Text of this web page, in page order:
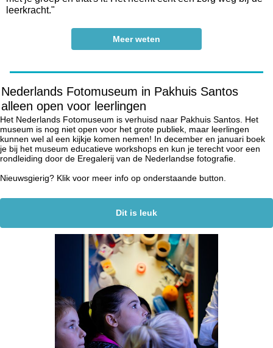
leerkracht."
Meer weten
Nederlands Fotomuseum in Pakhuis Santos
alleen open voor leerlingen
Het Nederlands Fotomuseum is verhuisd naar Pakhuis Santos. Het
museum is nog niet open voor het grote publiek, maar leerlingen
kunnen wel al een kijkje komen nemen! In december en januari boek
je bij het museum educatieve workshops en kun je terecht voor een
rondleiding door de Eregalerij van de Nederlandse fotografie.
Nieuwsgierig? Klik voor meer info op onderstaande button.
Dit is leuk